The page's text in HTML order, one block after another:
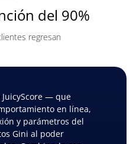
del 90%
regresan
JuicyScore — que
en línea,
y parámetros del
Gini al poder